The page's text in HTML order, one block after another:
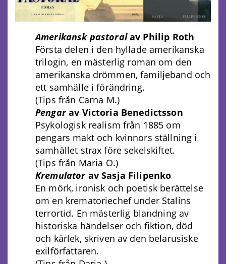
Amerikansk pastoralav Philip Roth
Första delen i den hyllade amerikanska
trilogin, en mästerlig roman om den
amerikanska drömmen, familjeband och
ett samhälle i förändring.
(Tips från Carna M.)
Pengarav Victoria Benedictsson
Psykologisk realism från 1885 om
pengars makt och kvinnors ställning i
samhället strax före sekelskiftet.
(Tips från Maria O.)
Kremulatorav Sasja Filipenko
En mörk, ironisk och poetisk berättelse
om en krematoriechef under Stalins
terrortid. En mästerlig blandning av
historiska händelser och fiktion, död
och kärlek, skriven av den belarusiske
exilförfattaren.